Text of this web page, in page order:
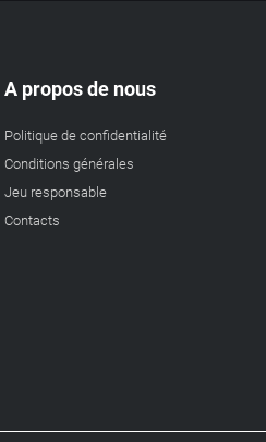
A propos de nous
Politique de confidentialité
Conditions générales
Jeu responsable
Contacts